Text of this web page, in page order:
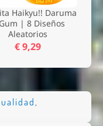
Haikyu!! Daruma
| 8 Diseños
Aleatorios
€ 9,29
,